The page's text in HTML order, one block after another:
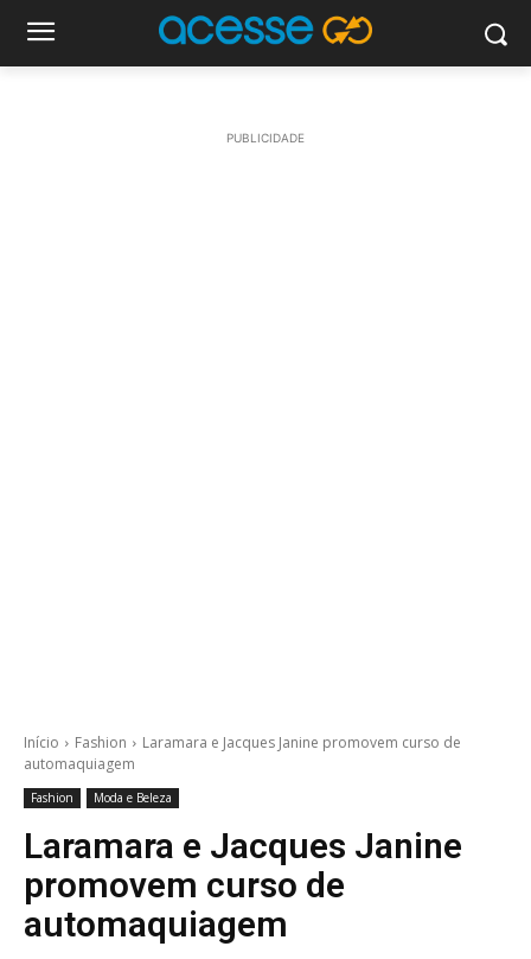
PUBLICIDADE
Início Fashion
Laramara e Jacques Janine promovem curso de
automaquiagem
Fashion Moda e Beleza
Laramara e Jacques Janine
promovem curso de
automaquiagem